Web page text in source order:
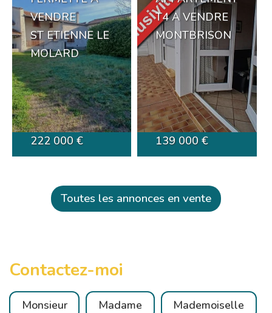
VENDRE
ST ETIENNE LE
MOLARD
222 000 €
T4 A VENDRE
MONTBRISON
139 000 €
Toutes les annonces en vente
Contactez-moi
Civilité :
Monsieur Madame Mademoiselle